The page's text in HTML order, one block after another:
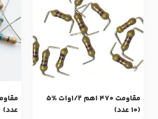
مقاومت 470 اهم 1/2وات %5
(10 عدد)
عدد)